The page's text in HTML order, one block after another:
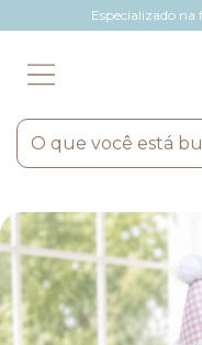
Especializado na